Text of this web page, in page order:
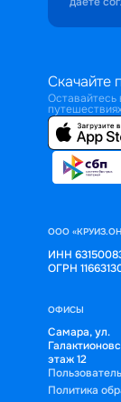
Скачайте
Оставайтесь
ООО
ИНН
ОГРН
ОФИСЫ
Самара, ул.
этаж 12
Политика